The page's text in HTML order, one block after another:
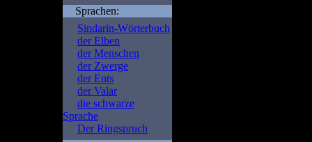
Sprachen:
Sindarin-Wörterbuch
der Elben
der Menschen
der Zwerge
der Ents
der Valar
die schwarze
Sprache
Der Ringspruch